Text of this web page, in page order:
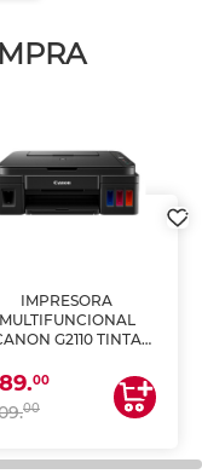
IMPRESORA
MULTIFUNCIONAL
G2110 TINTA
00
00